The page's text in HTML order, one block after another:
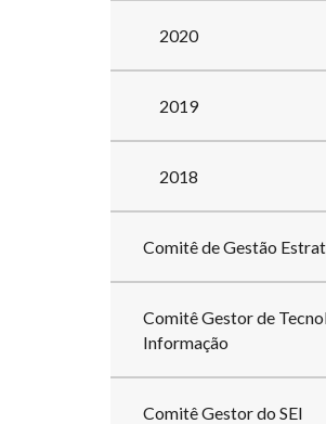
2020
2019
2018
Comitê de Gestão
Comitê Gestor de
Informação
Comitê Gestor do SEI